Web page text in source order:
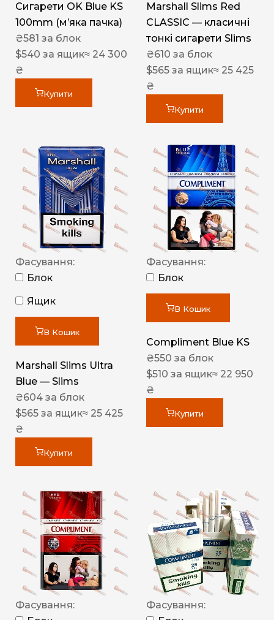
Сигарети OK Blue KS
100mm (м’яка пачка)
₴581 за блок
$540 за ящик≈ 24 300
₴
Купити
Marshall Slims Red
CLASSIC — класичні
тонкі сигарети Slims
₴610 за блок
$565 за ящик≈ 25 425
₴
Купити
Фасування:
Блок
Ящик
В Кошик
Marshall Slims Ultra
Blue — Slims
₴604 за блок
$565 за ящик≈ 25 425
₴
Купити
Фасування:
Блок
В Кошик
Compliment Blue KS
₴550 за блок
$510 за ящик≈ 22 950
₴
Купити
Фасування:
Фасування: